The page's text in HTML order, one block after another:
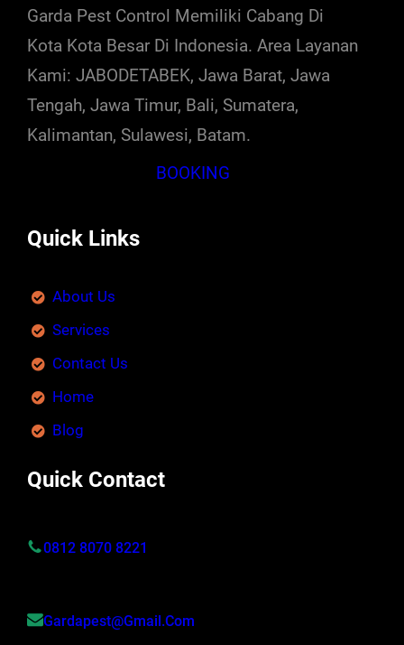
Garda Pest Control Memiliki Cabang Di
Kota Kota Besar Di Indonesia. Area Layanan
Kami: JABODETABEK, Jawa Barat, Jawa
Tengah, Jawa Timur, Bali, Sumatera,
Kalimantan, Sulawesi, Batam.
BOOKING
Quick Links
About Us
Services
Contact Us
Home
Blog
Quick Contact
0812 8070 8221
Gardapest@gmail.com